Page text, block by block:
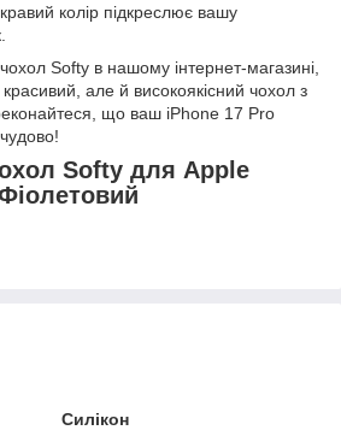
колір підкреслює вашу
Softy в нашому інтернет-магазині,
але й високоякісний чохол з
що ваш iPhone 17 Pro
Softy для Apple
Силікон